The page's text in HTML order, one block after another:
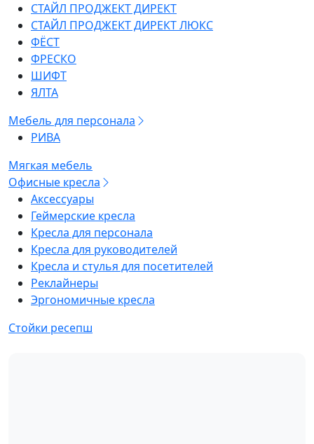
СТАЙЛ ПРОДЖЕКТ ДИРЕКТ
СТАЙЛ ПРОДЖЕКТ ДИРЕКТ ЛЮКС
ФЁСТ
ФРЕСКО
ШИФТ
ЯЛТА
Мебель для персонала
РИВА
Мягкая мебель
Офисные кресла
Аксессуары
Геймерские кресла
Кресла для персонала
Кресла для руководителей
Кресла и стулья для посетителей
Реклайнеры
Эргономичные кресла
Стойки ресепш